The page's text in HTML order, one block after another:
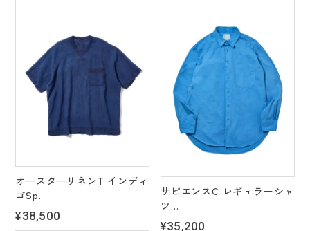
オースターリネンT インディ
ゴSp.
¥38,500
サピエンスC レギュラーシャ
ツ
＊4 color's
¥35,200